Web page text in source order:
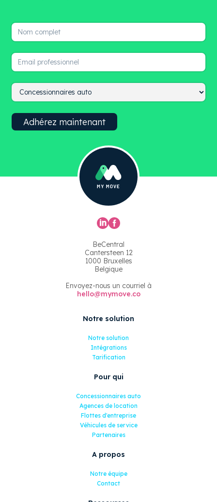
BeCentral
Cantersteen 12
1000 Bruxelles
Belgique
Envoyez-nous un courriel à
hello@mymove.co
Notre solution
Notre solution
Intégrations
Tarification
Pour qui
Concessionnaires auto
Agences de location
Flottes d'entreprise
Véhicules de service
Partenaires
A propos
Notre équipe
Contact